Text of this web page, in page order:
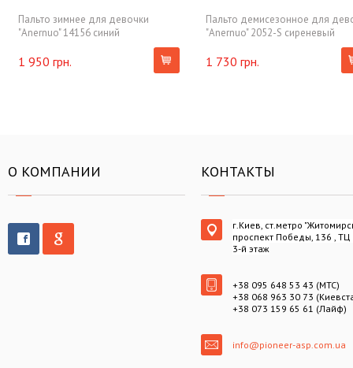
Пальто зимнее для девочки
"Anernuo" 14156 синий
1 950 грн.
Пальто демисезонное для
"Anernuo" 2052-S сиреневый
1 730 грн.
О КОМПАНИИ КОНТАКТЫ
г.Киев, ст.метро
проспект Победы, 136 , ТЦ
3-й этаж
+38 095 648 53 43 (МТС)
+38 068 963 30 73
+38 073 159 65 61 (Лайф)
info@pioneer-asp.com.ua